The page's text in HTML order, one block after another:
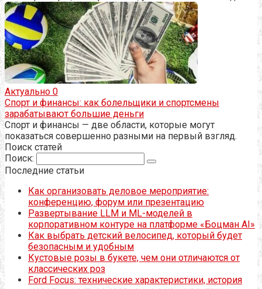
Актуально 0
Спорт и финансы: как болельщики и спортсмены
зарабатывают большие деньги
Спорт и финансы — две области, которые могут
показаться совершенно разными на первый взгляд.
Поиск статей
Поиск:
Последние статьи
Как организовать деловое мероприятие:
конференцию, форум или презентацию
Развертывание LLM и ML-моделей в
корпоративном контуре на платформе «Боцман AI»
Как выбрать детский велосипед, который будет
безопасным и удобным
Кустовые розы в букете, чем они отличаются от
классических роз
Ford Focus: технические характеристики, история